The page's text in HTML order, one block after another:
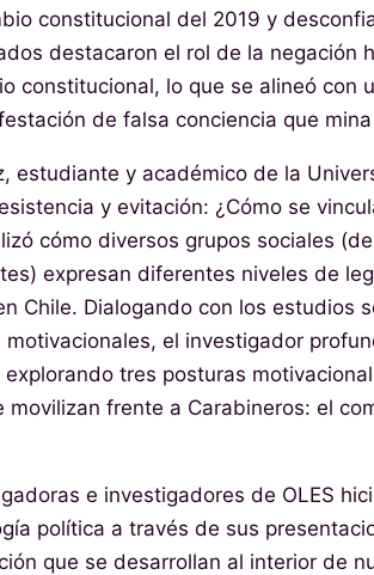
constitucional del 2019 y
destacaron el rol de la negación
constitucional, lo que se alineó con
de falsa conciencia que
estudiante y académico de la
y evitación: ¿Cómo se
cómo diversos grupos sociales
expresan diferentes niveles de
Chile. Dialogando con los estudios
el investigador
tres posturas
movilizan frente a Carabineros: el
e investigadores de OLES
política a través de sus
que se desarrollan al interior de